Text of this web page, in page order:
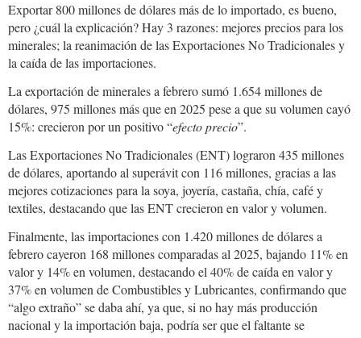
Exportar 800 millones de dólares más de lo importado, es bueno,
pero ¿cuál la explicación? Hay 3 razones: mejores precios para los
minerales; la reanimación de las Exportaciones No Tradicionales y
la caída de las importaciones.
La exportación de minerales a febrero sumó 1.654 millones de
dólares, 975 millones más que en 2025 pese a que su volumen cayó
15%: crecieron por un positivo “efecto precio”.
Las Exportaciones No Tradicionales (ENT) lograron 435 millones
de dólares, aportando al superávit con 116 millones, gracias a las
mejores cotizaciones para la soya, joyería, castaña, chía, café y
textiles, destacando que las ENT crecieron en valor y volumen.
Finalmente, las importaciones con 1.420 millones de dólares a
febrero cayeron 168 millones comparadas al 2025, bajando 11% en
valor y 14% en volumen, destacando el 40% de caída en valor y
37% en volumen de Combustibles y Lubricantes, confirmando que
“algo extraño” se daba ahí, ya que, si no hay más producción
nacional y la importación baja, podría ser que el faltante se